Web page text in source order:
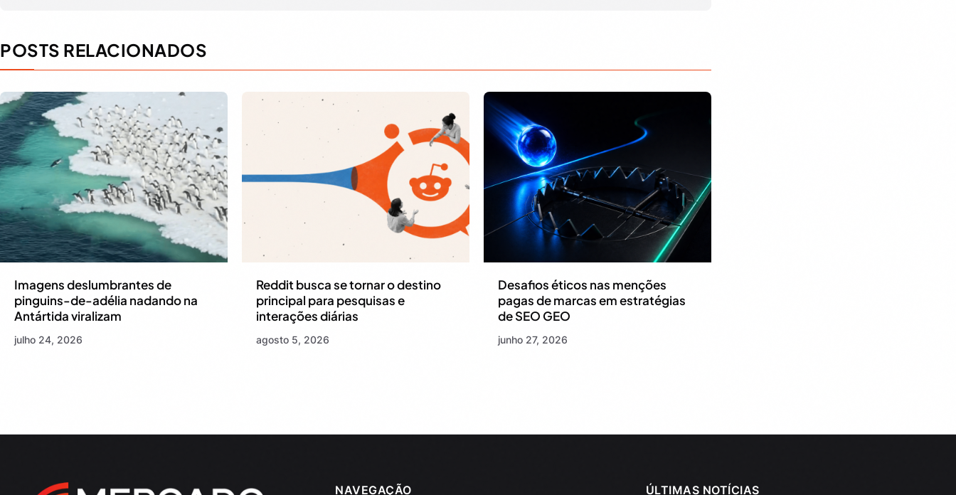
POSTS RELACIONADOS
Imagens deslumbrantes de
pinguins-de-adélia nadando na
Antártida viralizam
julho 24, 2026
Reddit busca se tornar o destino
principal para pesquisas e
interações diárias
agosto 5, 2026
Desafios éticos nas menções
pagas de marcas em estratégias
de SEO GEO
junho 27, 2026
NAVEGAÇÃO ÚLTIMAS NOTÍCIAS